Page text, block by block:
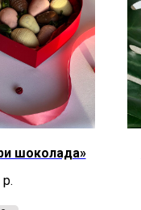
шоколада»
р.